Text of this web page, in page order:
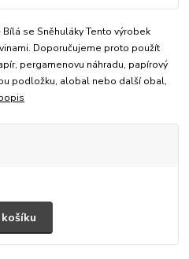
se Sněhuláky Tento výrobek
Doporučujeme proto použít
pergamenovu náhradu, papírový
podložku, alobal nebo další obal,